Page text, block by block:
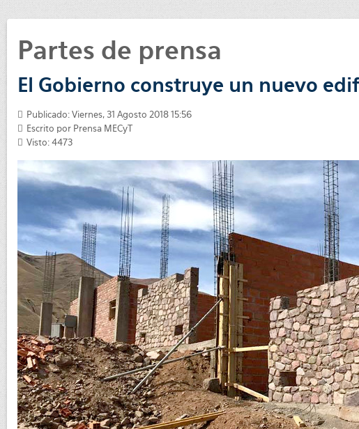
Partes de prensa
El Gobierno construye un nuevo
Publicado: Viernes, 31 Agosto 2018 15:56
Escrito por Prensa MECyT
Visto: 4473